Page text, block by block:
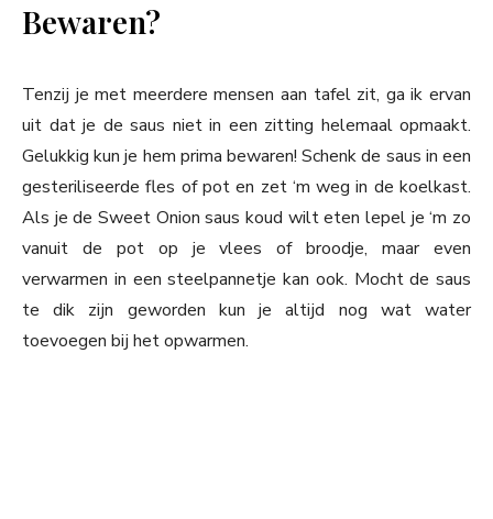
Bewaren?
Tenzij je met meerdere mensen aan tafel zit, ga ik ervan
uit dat je de saus niet in een zitting helemaal opmaakt.
Gelukkig kun je hem prima bewaren! Schenk de saus in een
gesteriliseerde fles of pot en zet ‘m weg in de koelkast.
Als je de Sweet Onion saus koud wilt eten lepel je ‘m zo
vanuit de pot op je vlees of broodje, maar even
verwarmen in een steelpannetje kan ook. Mocht de saus
te dik zijn geworden kun je altijd nog wat water
toevoegen bij het opwarmen.